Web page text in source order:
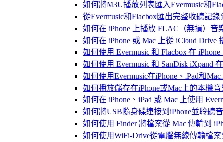
如何將M3U播放列表匯入Evermusic和
從Evermusic和Flacbox匯出完整收聽記錄
如何在 iPhone 上播放 FLAC（無損）音
如何在 iPhone 或 Mac 上從 iCloud Drive
如何使用 Evermusic 和 Flacbox 在
如何使用 Evermusic 和 SanDisk iXpand
如何使用Evermusic在iPhone、iPad和
如何播放儲存在iPhone或Mac上的本機音
如何在 iPhone、iPad 或 Mac 上使用
如何將USB隨身碟連接到iPhone並聆聽
如何使用 Finder 將檔案從 Mac 傳輸到
如何使用WiFi-Drive從電腦無線傳輸檔案